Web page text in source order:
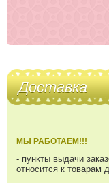
Доставка
МЫ РАБОТАЕМ!!!
- пункты выдачи
относится к товарам